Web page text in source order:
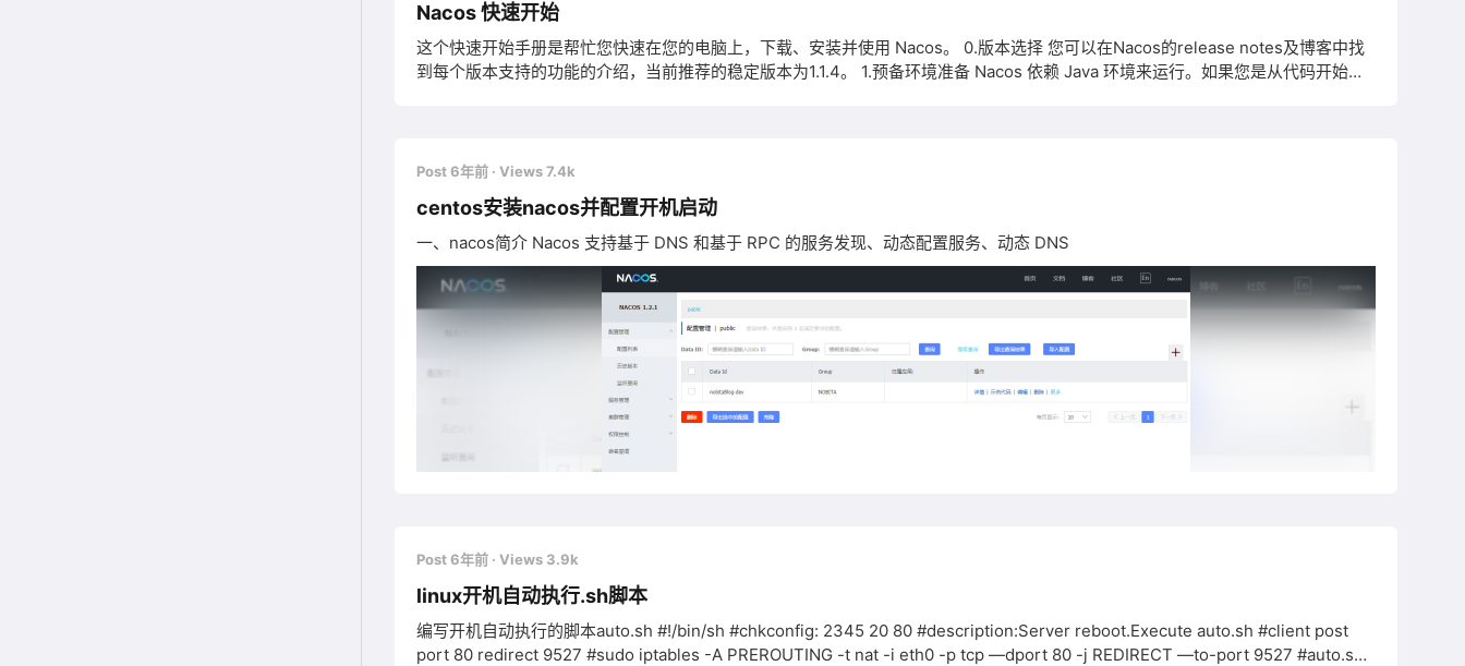
Nacos 快速开始
这个快速开始手册是帮忙您快速在您的电脑上，下载、安装并使用 Nacos。 0.版本选择 您可以在Nacos的release notes及博客中找
到每个版本支持的功能的介绍，当前推荐的稳定版本为1.1.4。 1.预备环境准备 Nacos 依赖 Java 环境来运行。如果您是从代码开始构
Post 6年前 · Views 7.4k
centos安装nacos并配置开机启动
一、nacos简介 Nacos 支持基于 DNS 和基于 RPC 的服务发现、动态配置服务、动态 DNS
Post 6年前 · Views 3.9k
linux开机自动执行.sh脚本
编写开机自动执行的脚本auto.sh #!/bin/sh #chkconfig: 2345 20 80 #description:Server reboot.Execute auto.sh #client post
port 80 redirect 9527 #sudo iptables -A PREROUTING -t nat -i eth0 -p tcp —dport 80 -j REDIRECT —to-port 9527 #auto.sh